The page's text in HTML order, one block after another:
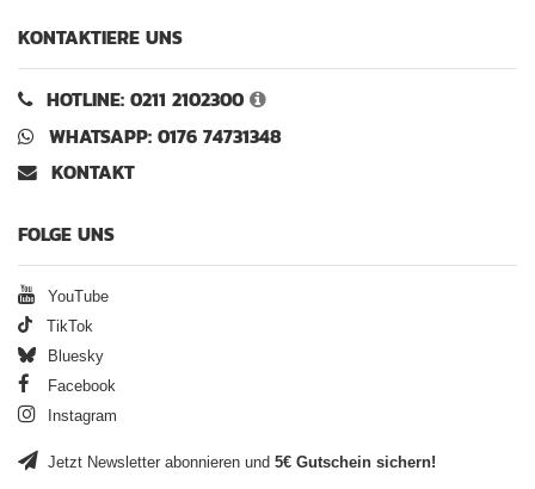
KONTAKTIERE UNS
HOTLINE: 0211 2102300
WHATSAPP: 0176 74731348
KONTAKT
FOLGE UNS
YouTube
TikTok
Bluesky
Facebook
Instagram
Jetzt Newsletter abonnieren und 5€ Gutschein sichern!